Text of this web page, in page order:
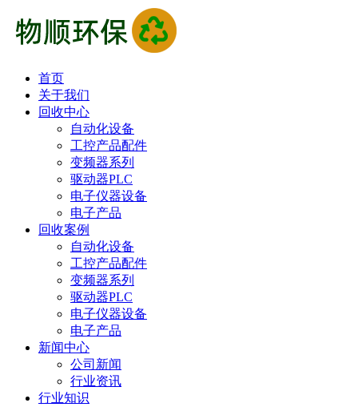
首页
关于我们
回收中心
自动化设备
工控产品配件
变频器系列
驱动器PLC
电子仪器设备
电子产品
回收案例
自动化设备
工控产品配件
变频器系列
驱动器PLC
电子仪器设备
电子产品
新闻中心
公司新闻
行业资讯
行业知识